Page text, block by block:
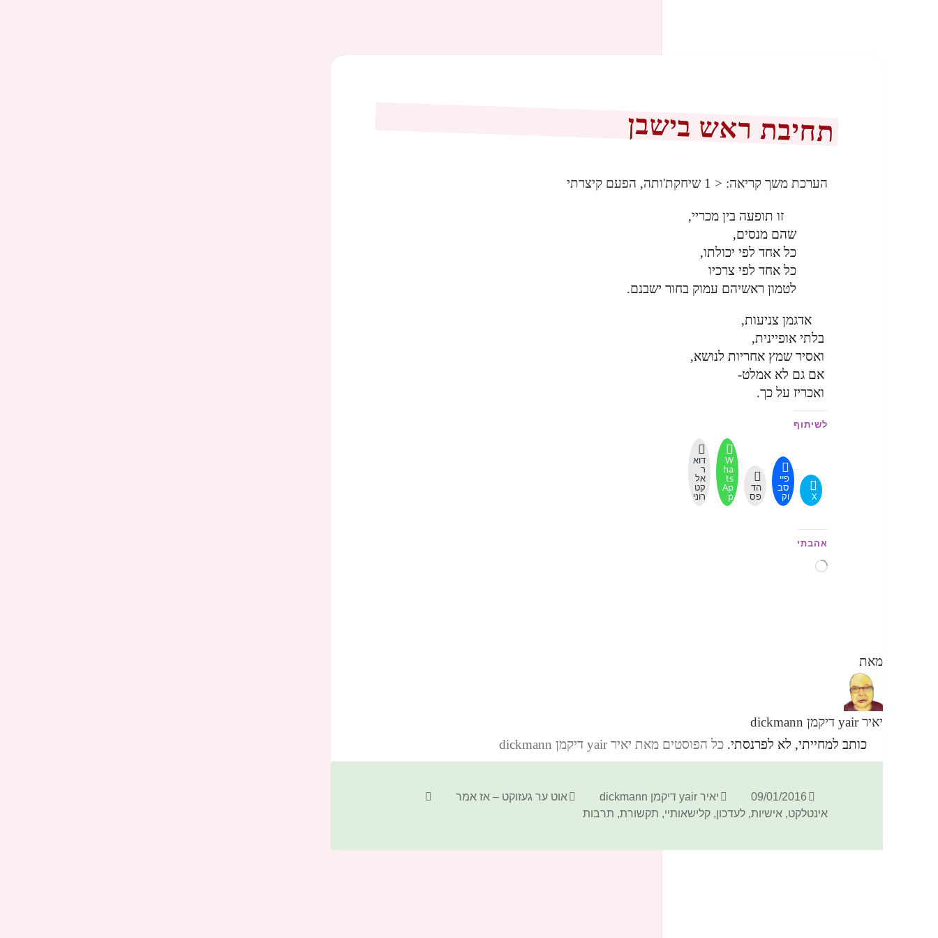
תחיבת ראש בישבן
הערכת משך קריאה: < 1 שיחקת'ותה, הפעם קיצרתי
זו תופעה בין מכריי,
שהם מנסים,
כל אחד לפי יכולתו,
כל אחד לפי צרכיו
לטמון ראשיהם עמוק בחור ישבנם.
אדגמן צניעות,
בלתי אופיינית,
ואסיר שמץ אחריות לנושא,
אם גם לא אמלט-
ואכריז על כך.
לשיתוף
X
פיי
סב
וק
הד
פס
W
ha
ts
Ap
p
דוא
ר
אל
קט
רוני
אהבתי
טוען...
מאת
יאיר yair דיקמן dickmann
כותב למחייתי, לא לפרנסתי. כל הפוסטים מאת יאיר yair דיקמן dickmann‏
פורסם
בתאריך
09/01/2016 מחבר
יאיר yair דיקמן dickmann קטגוריות
אוט ער געזוקט – אז אמר
אינטלקט,אישיות,לעדכון,קלישאותיי, תקשורת, תרבות